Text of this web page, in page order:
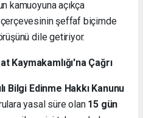
kamuoyuna açıkça
çerçevesinin şeffaf biçimde
dile getiriyor.
Kaymakamlığı'na Çağrı
Bilgi Edinme Hakkı Kanunu
yasal süre olan 15 gün